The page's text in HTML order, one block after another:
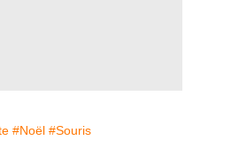
#Noël #Souris